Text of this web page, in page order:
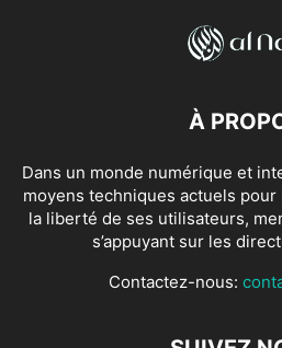
À
Dans un monde numérique et
moyens techniques actuels
la liberté de ses utilisateurs,
s’appuyant sur les
Contactez-nous: